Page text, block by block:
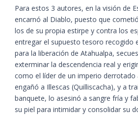
Para estos 3 autores, en la visión de
encarnó al Diablo, puesto que
los de su propia estirpe y contra los
entregar el supuesto tesoro recogido
para la liberación de Atahualpa,
exterminar la descendencia real y
como el líder de un imperio derrotado
engañó a Illescas (Quilliscacha), y a
banquete, lo asesinó a sangre fría y
su piel para intimidar y consolidar su